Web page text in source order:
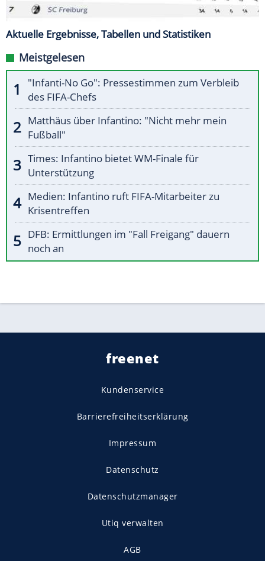
Aktuelle Ergebnisse, Tabellen und Statistiken
Meistgelesen
"Infanti-No Go": Pressestimmen zum Verbleib
des FIFA-Chefs
Matthäus über Infantino: "Nicht mehr mein
Fußball"
Times: Infantino bietet WM-Finale für
Unterstützung
Medien: Infantino ruft FIFA-Mitarbeiter zu
Krisentreffen
DFB: Ermittlungen im "Fall Freigang" dauern
noch an
freenet
Kundenservice
Barrierefreiheitserklärung
Impressum
Datenschutz
Datenschutzmanager
Utiq verwalten
AGB